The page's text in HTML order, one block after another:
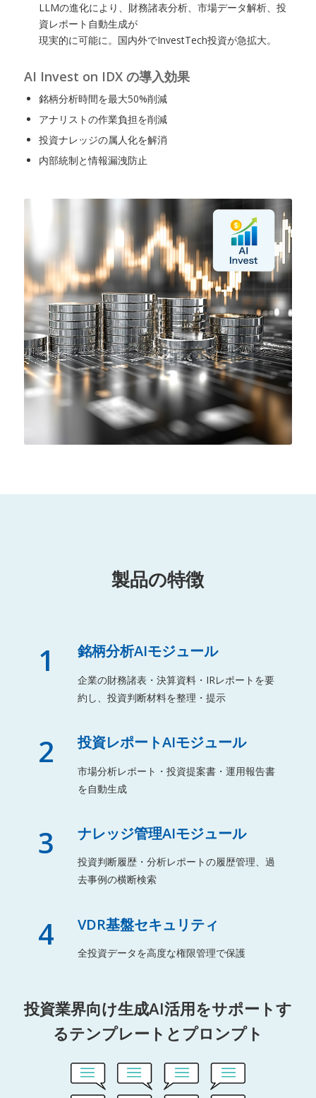
LLMの進化により、財務諸表分析、市場データ解析、投
資レポート自動生成が
現実的に可能に。国内外でInvestTech投資が急拡大。
AI Invest on IDX の導入効果
銘柄分析時間を最大50%削減
アナリストの作業負担を削減
投資ナレッジの属人化を解消
内部統制と情報漏洩防止
製品の特徴
1 銘柄分析AIモジュール
企業の財務諸表・決算資料・IRレポートを要
約し、投資判断材料を整理・提示
2 投資レポートAIモジュール
市場分析レポート・投資提案書・運用報告書
を自動生成
3 ナレッジ管理AIモジュール
投資判断履歴・分析レポートの履歴管理、過
去事例の横断検索
4 VDR基盤セキュリティ
全投資データを高度な権限管理で保護
投資業界向け生成AI活用をサポートす
るテンプレートとプロンプト